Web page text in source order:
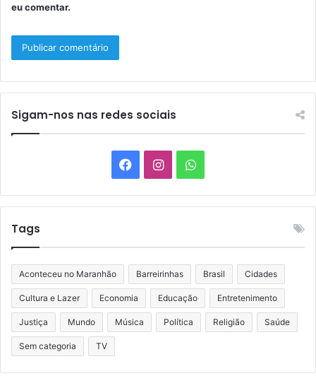
eu comentar.
Sigam-nos nas redes sociais
FacebookInstagramWhatsApp
Tags
Aconteceu no Maranhão Barreirinhas Brasil Cidades
Cultura e Lazer Economia Educação Entretenimento
Justiça Mundo Música Política Religião Saúde
Sem categoria TV